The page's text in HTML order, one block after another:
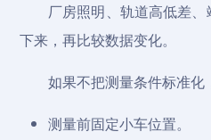
厂房照明、轨道高低差
下来，再比较数据变化。
如果不把测量条件标准化
测量前固定小车位置。